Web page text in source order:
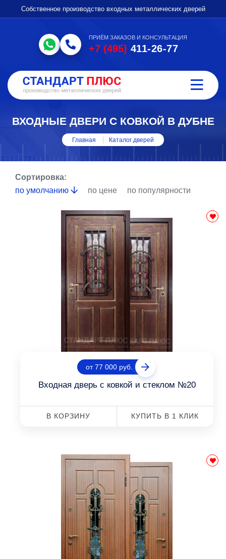
Собственное производство входных металлических дверей
ПРИЁМ ЗАКАЗОВ И КОНСУЛЬТАЦИЯ
+7 (495) 411-26-77
ВХОДНЫЕ ДВЕРИ С КОВКОЙ В ДУБНЕ
Главная Каталог дверей
Сортировка:
по умолчанию
по цене по популярности
от 77 000 руб.
Входная дверь с ковкой и стеклом №20
В КОРЗИНУ КУПИТЬ В 1 КЛИК